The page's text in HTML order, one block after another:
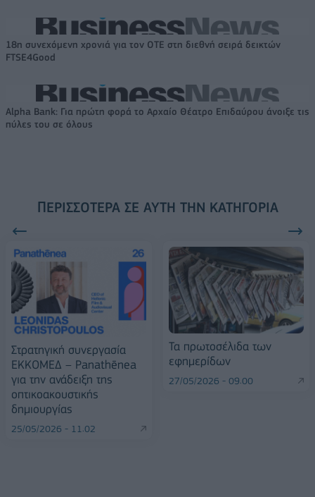
18η συνεχόμενη χρονιά για τον ΟΤΕ στη διεθνή σειρά δεικτών
FTSE4Good
Alpha Bank: Για πρώτη φορά το Αρχαίο Θέατρο Επιδαύρου άνοιξε τις
πύλες του σε όλους
ΠΕΡΙΣΣΌΤΕΡΑ ΣΕ ΑΥΤΉ ΤΗΝ ΚΑΤΗΓΟΡΊΑ
Στρατηγική συνεργασία
ΕΚΚΟΜΕΔ – Panathēnea
για την ανάδειξη της
οπτικοακουστικής
δημιουργίας
25/05/2026 - 11:02
Τα πρωτοσέλιδα των
εφημερίδων
27/05/2026 - 09:00